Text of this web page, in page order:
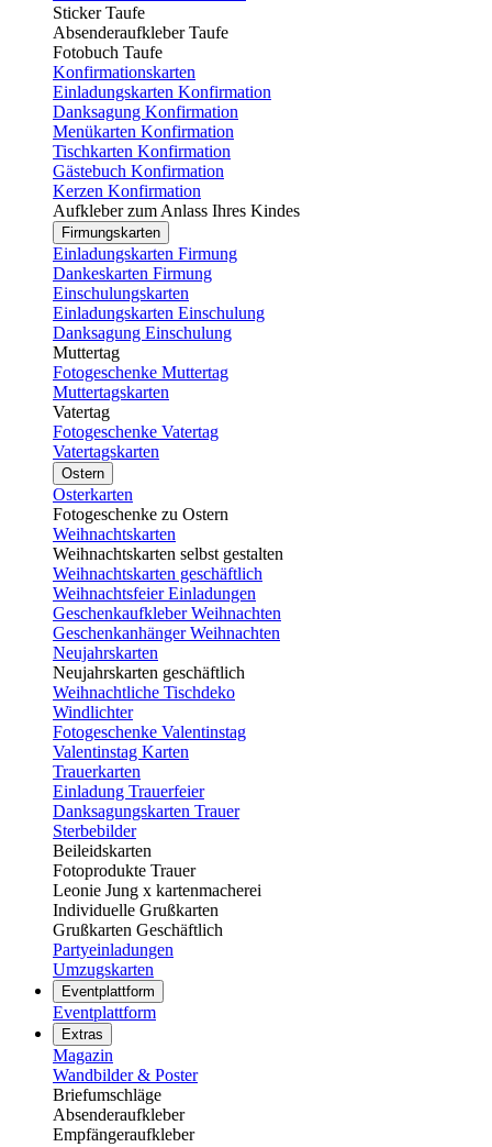
Sticker Taufe
Absenderaufkleber Taufe
Fotobuch Taufe
Konfirmationskarten
Einladungskarten Konfirmation
Danksagung Konfirmation
Menükarten Konfirmation
Tischkarten Konfirmation
Gästebuch Konfirmation
Kerzen Konfirmation
Aufkleber zum Anlass Ihres Kindes
Firmungskarten
Einladungskarten Firmung
Dankeskarten Firmung
Einschulungskarten
Einladungskarten Einschulung
Danksagung Einschulung
Muttertag
Fotogeschenke Muttertag
Muttertagskarten
Vatertag
Fotogeschenke Vatertag
Vatertagskarten
Ostern
Osterkarten
Fotogeschenke zu Ostern
Weihnachtskarten
Weihnachtskarten selbst gestalten
Weihnachtskarten geschäftlich
Weihnachtsfeier Einladungen
Geschenkaufkleber Weihnachten
Geschenkanhänger Weihnachten
Neujahrskarten
Neujahrskarten geschäftlich
Weihnachtliche Tischdeko
Windlichter
Fotogeschenke Valentinstag
Valentinstag Karten
Trauerkarten
Einladung Trauerfeier
Danksagungskarten Trauer
Sterbebilder
Beileidskarten
Fotoprodukte Trauer
Leonie Jung x kartenmacherei
Individuelle Grußkarten
Grußkarten Geschäftlich
Partyeinladungen
Umzugskarten
Eventplattform
Eventplattform
Extras
Magazin
Wandbilder & Poster
Briefumschläge
Absenderaufkleber
Empfängeraufkleber